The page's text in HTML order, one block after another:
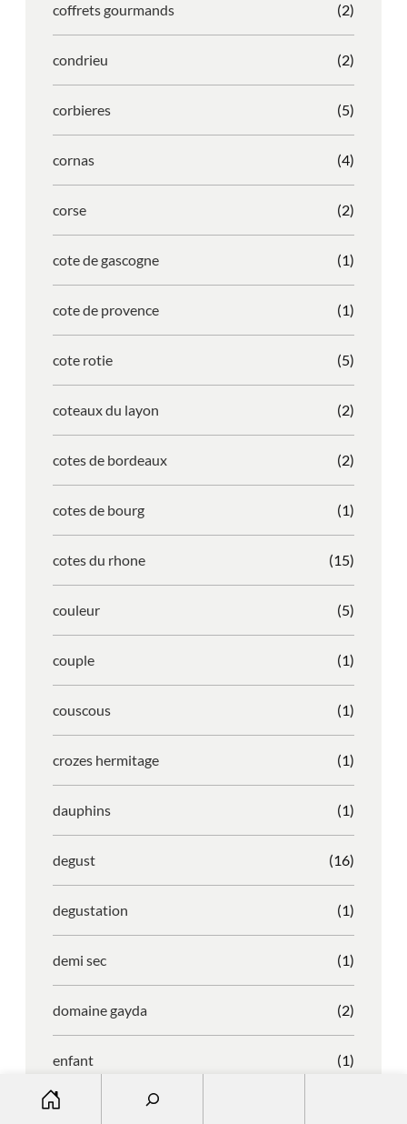
coffrets gourmands (2)
condrieu (2)
corbieres (5)
cornas (4)
corse (2)
cote de gascogne (1)
cote de provence (1)
cote rotie (5)
coteaux du layon (2)
cotes de bordeaux (2)
cotes de bourg (1)
cotes du rhone (15)
couleur (5)
couple (1)
couscous (1)
crozes hermitage (1)
dauphins (1)
degust (16)
degustation (1)
demi sec (1)
domaine gayda (2)
enfant (1)
entreprise